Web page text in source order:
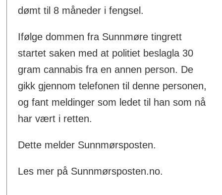
dømt til 8 måneder i fengsel.
Ifølge dommen fra Sunnmøre tingrett
startet saken med at politiet beslagla 30
gram cannabis fra en annen person. De
gikk gjennom telefonen til denne personen,
og fant meldinger som ledet til han som nå
har vært i retten.
Dette melder Sunnmørsposten.
Les mer på Sunnmørsposten.no.